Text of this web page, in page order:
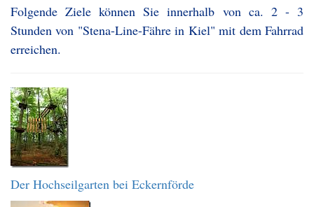
Folgende Ziele können Sie innerhalb von ca. 2 - 3
Stunden von "Stena-Line-Fähre in Kiel" mit dem Fahrrad
erreichen.
Der Hochseilgarten bei Eckernförde